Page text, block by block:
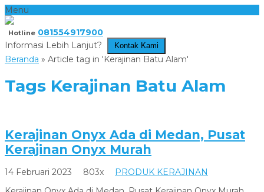
Menu
Hotline 081554917900
Informasi Lebih Lanjut?
Kontak Kami
Beranda » Article tag in 'Kerajinan Batu Alam'
Tags Kerajinan Batu Alam
Kerajinan Onyx Ada di Medan, Pusat
Kerajinan Onyx Murah
14 Februari 2023 803x
PRODUK KERAJINAN